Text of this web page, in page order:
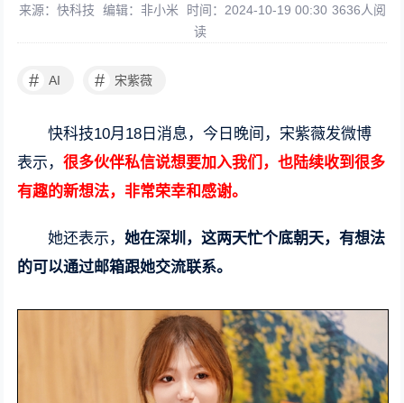
来源：快科技 编辑：非小米 时间：2024-10-19 00:30 3636人阅
读
# AI # 宋紫薇
快科技10月18日消息，今日晚间，宋紫薇发微博
表示，很多伙伴私信说想要加入我们，也陆续收到很多
有趣的新想法，非常荣幸和感谢。
她还表示，她在深圳，这两天忙个底朝天，有想法
的可以通过邮箱跟她交流联系。